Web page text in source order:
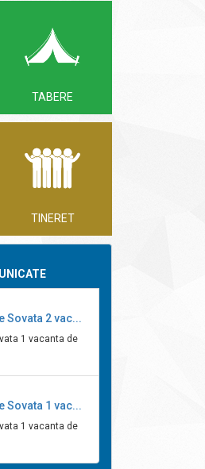
TABERE
TINERET
Sovata 2 vac...
1 vacanta de
Sovata 1 vac...
1 vacanta de